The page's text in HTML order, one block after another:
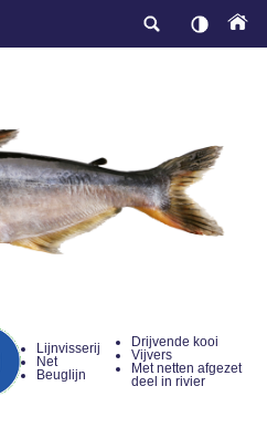
Lijnvisserij
Net
Beuglijn
Drijvende kooi
Vijvers
Met netten afgezet
deel in rivier